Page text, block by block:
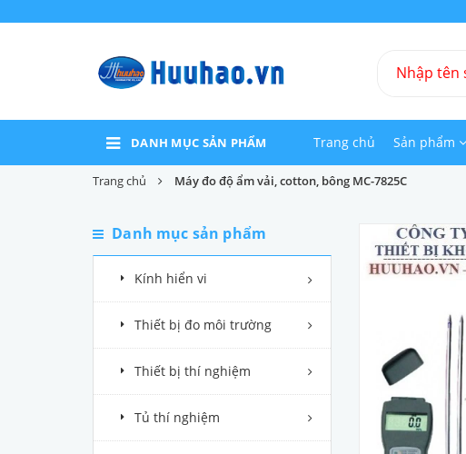
DANH MỤC SẢN PHẨM Trang chủ Sản phẩm
Trang chủ Máy đo độ ẩm vải, cotton, bông MC-7825C
Danh mục sản phẩm
Kính hiển vi
Thiết bị đo môi trường
Thiết bị thí nghiệm
Tủ thí nghiệm